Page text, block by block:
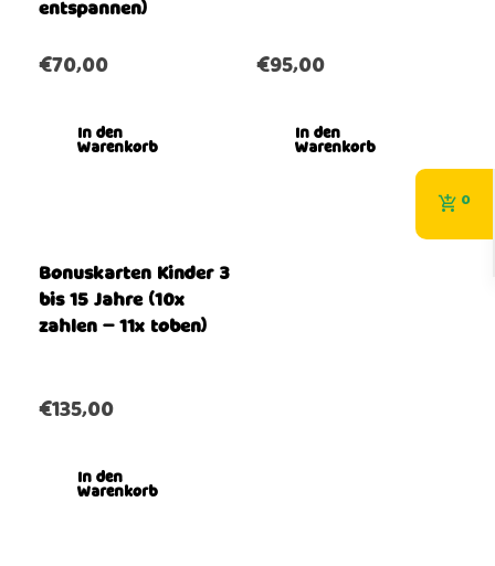
entspannen)
€70,00
In den
Warenkorb
€95,00
In den
Warenkorb
Bonuskarten Kinder 3
bis 15 Jahre (10x
zahlen – 11x toben)
€135,00
In den
Warenkorb
0